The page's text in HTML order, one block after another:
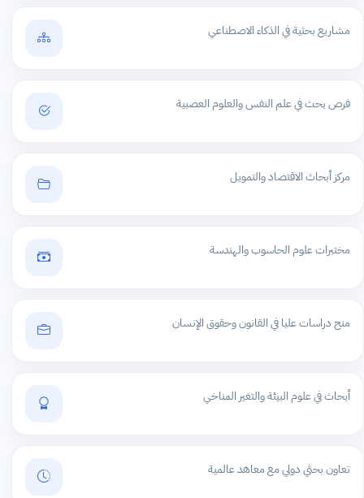
مشاريع بحثية في الذكاء الاصطناعي
فرص بحث في علم النفس والعلوم العصبية
مركز أبحاث الاقتصاد والتمويل
مختبرات علوم الحاسوب والهندسة
منح دراسات عليا في القانون وحقوق الإنسان
أبحاث في علوم البيئة والتغير المناخي
تعاون بحثي دولي مع معاهد عالمية